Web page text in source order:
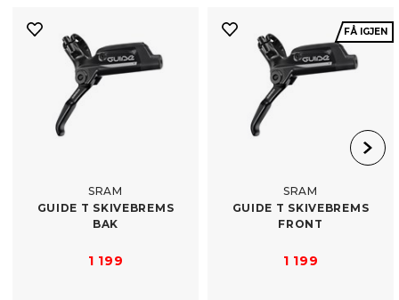
SRAM
GUIDE T SKIVEBREMS
BAK
1 199
FÅ IGJEN
SRAM
GUIDE T SKIVEBREMS
FRONT
1 199